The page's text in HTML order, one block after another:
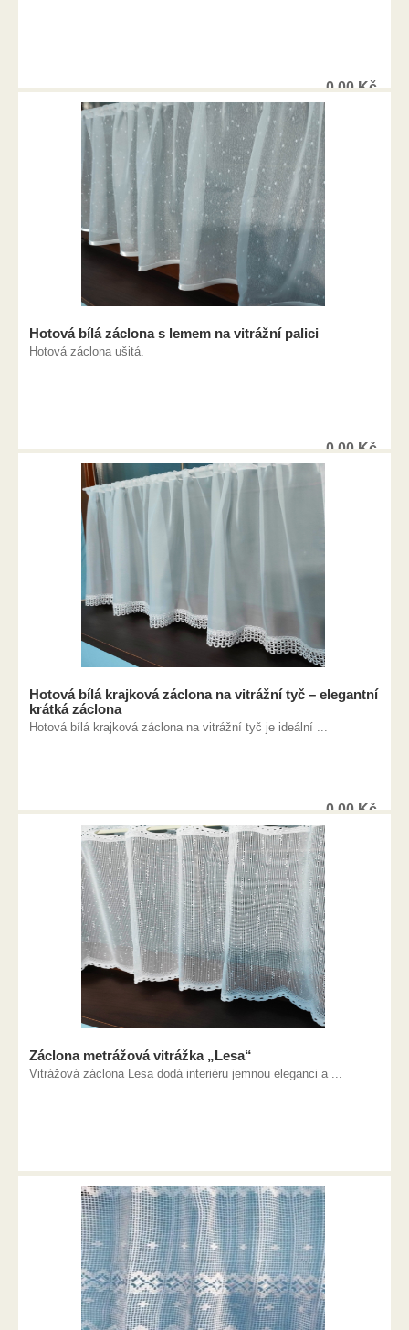
0,00Kč
Hotová bílá záclona s lemem na vitrážní palici
Hotová záclona ušitá.
0,00Kč
Hotová bílá krajková záclona na vitrážní tyč – elegantní
krátká záclona
Hotová bílá krajková záclona na vitrážní tyč je ideální ...
0,00Kč
Záclona metrážová vitrážka „Lesa“
Vitrážová záclona Lesa dodá interiéru jemnou eleganci a ...